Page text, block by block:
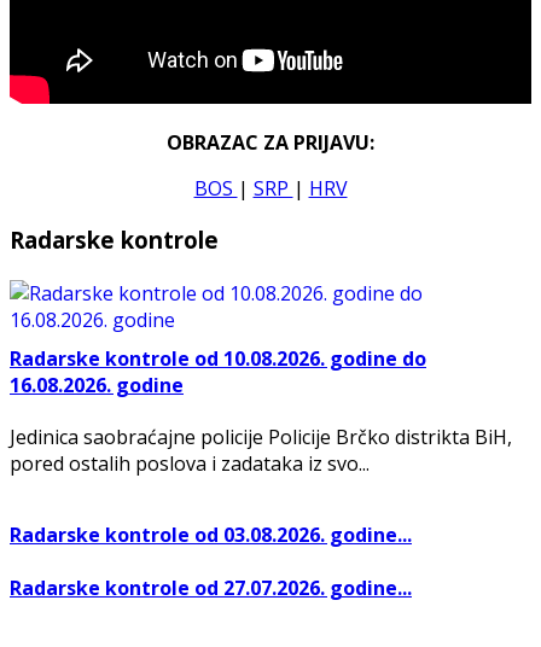
OBRAZAC ZA PRIJAVU:
BOS | SRP | HRV
Radarske kontrole
Radarske kontrole od 10.08.2026. godine do
16.08.2026. godine
Jedinica saobraćajne policije Policije Brčko distrikta BiH,
pored ostalih poslova i zadataka iz svo...
Radarske kontrole od 03.08.2026. godine...
Radarske kontrole od 27.07.2026. godine...